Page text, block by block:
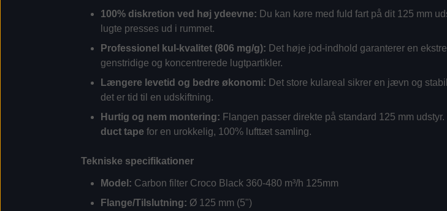
100% diskretion ved høj ydeevne: Du kan køre med fuld fart på dit 125 mm
lugte presses ud i rummet.
Professionel kul-kvalitet (806 mg/g): Det høje jod-indhold garanterer en
genstridige og koncentrerede lugtpartikler.
Længere levetid og bedre økonomi: Det store kulareal sikrer en jævn og
det er tid til en udskiftning.
Hurtig og nem montering: Flangen passer direkte på standard 125 mm
duct tape for en urokkelig, 100% lufttæt samling.
Tekniske specifikationer
Model: Carbon filter Croco Black 360-480 m³/h 125mm
Flange/Tilslutning: Ø 125 mm (5")